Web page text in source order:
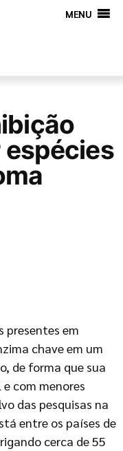
MENU
presentes em
chave em um
de forma que sua
com menores
das pesquisas na
entre os países de
cerca de 55